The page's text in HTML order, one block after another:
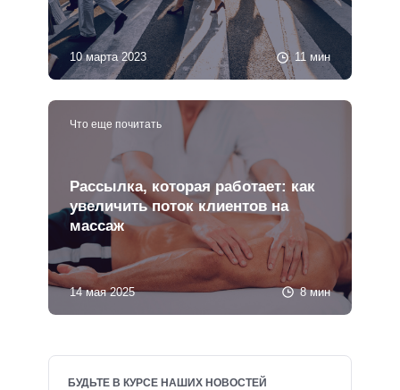
10 марта 2023 11 мин
Что еще почитать
Рассылка, которая работает: как
увеличить поток клиентов на
массаж
14 мая 2025 8 мин
БУДЬТЕ В КУРСЕ НАШИХ НОВОСТЕЙ